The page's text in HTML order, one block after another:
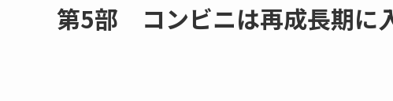
第5部 コンビニは再成長期